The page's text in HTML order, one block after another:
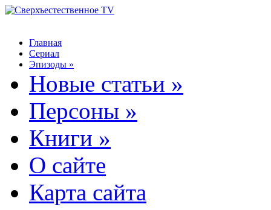
Главная
Сериал
Эпизоды »
Новые статьи »
Персоны »
Книги »
О сайте
Карта сайта